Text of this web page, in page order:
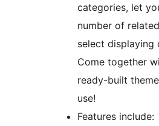
categories, let
number of
select displaying
Come together
ready-built
use!
Features include: